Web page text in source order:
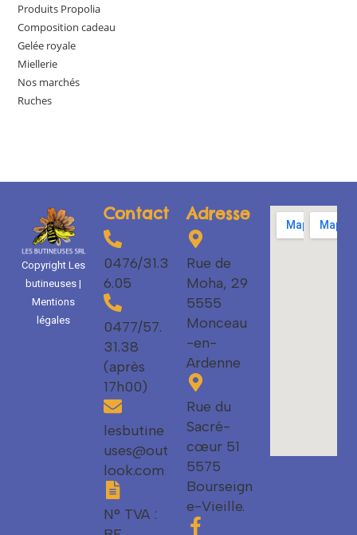
Produits Propolia
Composition cadeau
Gelée royale
Miellerie
Nos marchés
Ruches
Copyright Les
butineuses |
Mentions
légales
Contact
0476/31.3
6.05
0477/57.
31.38
(après
17h00)
lesbutine
uses@out
look.com
N° TVA :
Adresse
Rue de
Moha, 29
5555
Monceau
-en-
Ardenne
Rue du
Sacré-
cœur 51
5575
Bourseign
e-Vieille.